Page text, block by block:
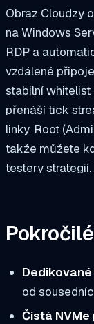
Obraz Cloudzy
na Windows
RDP a
vzdálené
stabilní whitelist
přenáší tick
linky. Root
takže můžete
testery strategií.
Dedikované
od
Čistá NVMe